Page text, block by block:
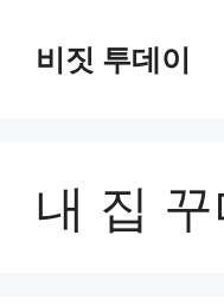
비짓 투데이
내 집 꾸